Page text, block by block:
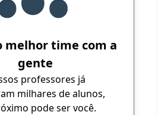
melhor time com a
gente
professores já
milhares de alunos,
pode ser você.